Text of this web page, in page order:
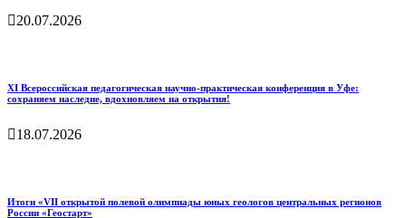
20.07.2026
XI Всероссийская педагогическая научно‑практическая конференция в Уфе:
сохраняем наследие, вдохновляем на открытия!
18.07.2026
Итоги «VII открытой полевой олимпиады юных геологов центральных регионов
России «Геостарт»